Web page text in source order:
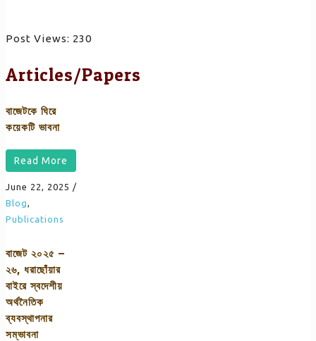
Post Views: 230
Articles/Papers
বাজেটকে ঘিরে
কয়েকটি ভাবনা
Read More
June 22, 2025 /
Blog,
Publications
বাজেট ২০২৫ –
২৬, ধরাছোঁয়ার
বাইরে স্বদেশীয়
অর্থনৈতিক
ব্যবস্থাপনার
সম্ভাবনা